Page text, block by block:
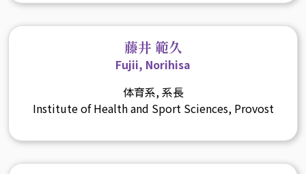
藤井 範久
Fujii, Norihisa
体育系, 系長
Institute of Health and Sport Sciences, Provost